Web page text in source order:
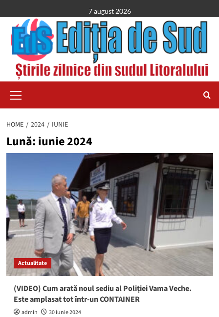
to
content
7 august 2026
Menu
HOME 2024 IUNIE
Lună: iunie 2024
Actualitate
(VIDEO) Cum arată noul sediu al Poliției Vama Veche.
Este amplasat tot într-un CONTAINER
admin
30 iunie 2024